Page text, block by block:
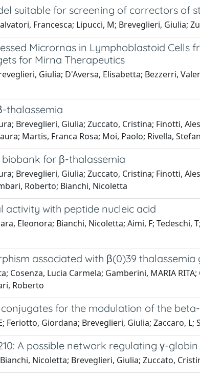
suitable for screening of correctors of
Francesca; Lipucci, M; Breveglieri, Giulia;
Micrornas in Lymphoblastoid Cells
for Mirna Therapeutics
Giulia; D'Aversa, Elisabetta; Bezzerri,
thalassemia
Breveglieri, Giulia; Zuccato, Cristina; Finotti,
Martis, Franca Rosa; Moi, Paolo; Rivella,
biobank for β-thalassemia
Breveglieri, Giulia; Zuccato, Cristina; Finotti,
Roberto; Bianchi, Nicoletta
with peptide nucleic acid
Eleonora; Bianchi, Nicoletta; Aimi, F;
associated with β(0)39
Cosenza, Lucia Carmela; Gamberini, MARIA
Roberto
for the modulation of the
Feriotto, Giordana; Breveglieri, Giulia; Zaccaro,
A possible network regulating γ-
Nicoletta; Breveglieri, Giulia; Zuccato,